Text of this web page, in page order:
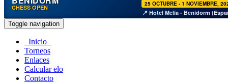
CHESS OPEN 25 OCTUBRE - 1 NOVIEMBRE,
📍 Hotel Melia - Benidorm
Toggle navigation
Inicio
Torneos
Enlaces
Calcular elo
Contacto